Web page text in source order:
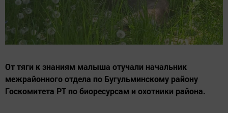
От тяги к знаниям малыша отучали начальник
межрайонного отдела по Бугульминскому району
Госкомитета РТ по биоресурсам и охотники района.